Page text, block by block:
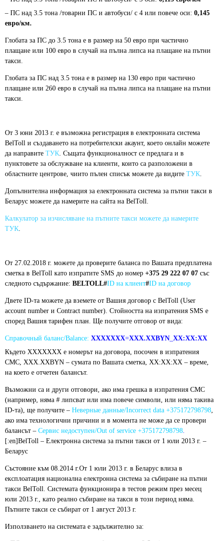
– ПС над 3.5 тона /товарни ПС и автобуси/ с 4 или повече оси: 0,145
евро/км.
Глобата за ПС до 3.5 тона е в размер на 50 евро при частично
плащане или 100 eвро в случай на пълна липса на плащане на пътни
такси.
Глобата за ПС над 3.5 тона е в размер на 130 евро при частично
плащане или 260 eвро в случай на пълна липса на плащане на пътни
такси.
От 3 юни 2013 г. е възможна регистрация в електронната система
BelToll и създаването на потребителски акаунт, което онлайн можете
да направите ТУК. Същата функционалност се предлага и в
пунктовете за обслужване на клиенти, които са разположени в
областните центрове, чиито пълен списък можете да видите ТУК.
Допълнителна информация за електронната система за пътни такси в
Беларус можете да намерите на сайтa на BelToll.
Калкулатор за изчисляване на пътните такси можете да намерите
ТУК.
От 27.02.2018 г. можете да проверите баланса по Вашата предплатена
сметка в BelToll като изпратите SMS до номер +375 29 222 07 07 със
следното съдържание: BELTOLL#ID на клиент#ID на договор
Двете ID-та можете да вземете от Вашия договор с BelToll (User
account number и Contract number). Стойността на изпратения SMS е
според Вашия тарифен план. Ще получите отговор от вида:
Справочный баланс/Balance: ХХХХХХХ=XXX.XXBYN XX:XX:XX
Където ХХХХХХХ е номерът на договора, посочен в изпратения
СМС, ХХХ.ХХBYN – сумата по Вашата сметка, XX:XX:XX – време,
на което е отчетен балансът.
Възможни са и други отговори, ако има грешка в изпратения СМС
(например, няма # липсват или има повече символи, или няма такива
ID-та), ще получите – Неверные данные/Incorrect data +375172798798,
ако има технологични причини и в момента не може да се провери
балансът – Сервис недоступен/Out of service +375172798798.
[:en]BelToll – Електронна система за пътни такси от 1 юли 2013 г. –
Беларус
Състояние към 08.2014 г.От 1 юли 2013 г. в Беларус влиза в
експлоатация национална електронна система за събиране на пътни
такси BelToll. Системата функционира в тестов режим през месец
юли 2013 г., като реално събиране на такси в този период няма.
Пътните такси се събират от 1 август 2013 г.
Използването на системата е задължително за: